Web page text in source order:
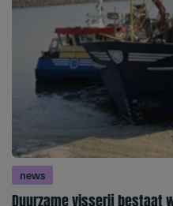
news
Duurzame visserij bestaat